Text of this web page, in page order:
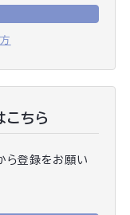
ちら
ら登録をお願い